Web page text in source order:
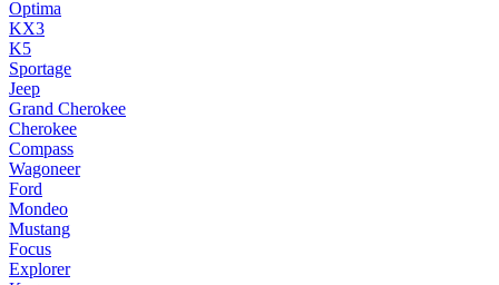
Optima
KX3
K5
Sportage
Jeep
Grand Cherokee
Cherokee
Compass
Wagoneer
Ford
Mondeo
Mustang
Focus
Explorer